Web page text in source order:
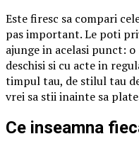
Este firesc sa compari
pas important. Le poti
ajunge in acelasi punct:
deschisi si cu acte in
timpul tau, de stilul tau
vrei sa stii inainte sa
Ce inseamna